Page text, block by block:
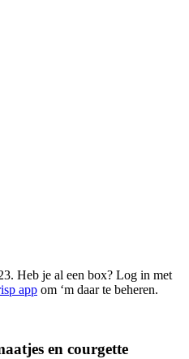
Heb je al een box? Log in met
app om ‘m daar te beheren.
en courgette